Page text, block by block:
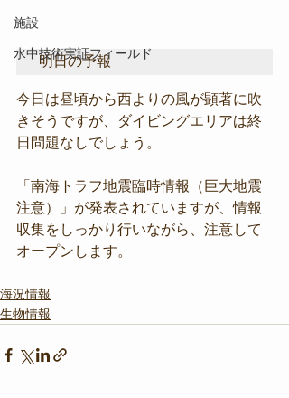
施設
水中技術実証フィールド
明日の予報
今日は昼頃から西よりの風が顕著に吹
きそうですが、ダイビングエリアは終
日問題なしでしょう。
「南海トラフ地震臨時情報（巨大地震
注意）」が発表されていますが、情報
収集をしっかり行いながら、注意して
オープンします。
海況情報
生物情報